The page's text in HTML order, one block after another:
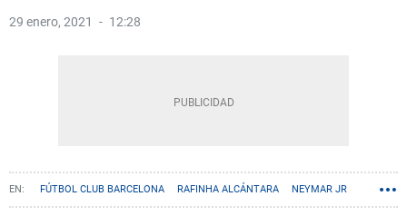
29 enero, 2021 12:28
FÚTBOL CLUB BARCELONA RAFINHA ALCÁNTARA NEYMAR JR